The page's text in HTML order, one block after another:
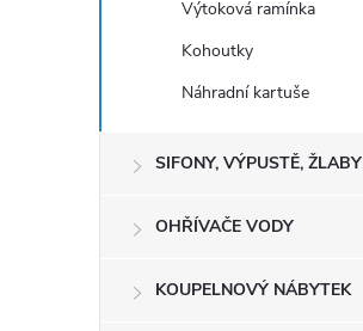
Výtoková ramínka
Kohoutky
Náhradní kartuše
SIFONY, VÝPUSTĚ, ŽLABY
OHŘÍVAČE VODY
KOUPELNOVÝ NÁBYTEK